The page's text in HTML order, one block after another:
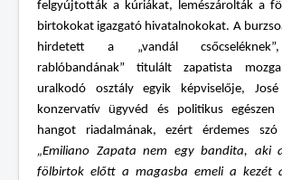
felgyújtották a kúriákat, lemészárolták a
birtokokat igazgató hivatalnokokat. A
hirdetett a „vandál csőcseléknek”,
rablóbandának” titulált zapatista
uralkodó osztály egyik képviselője,
konzervatív ügyvéd és politikus
hangot riadalmának, ezért érdemes
„Emiliano Zapata nem egy bandita, aki
fölbirtok előtt a magasba emeli a kezét